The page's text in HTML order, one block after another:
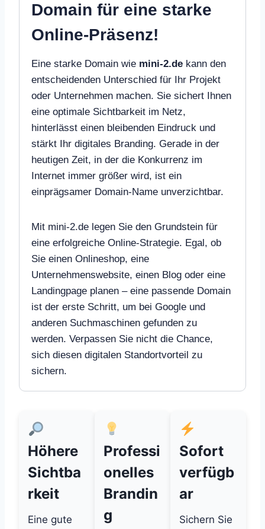
Domain für eine starke
Online-Präsenz!
Eine starke Domain wie mini-2.de kann den
entscheidenden Unterschied für Ihr Projekt
oder Unternehmen machen. Sie sichert Ihnen
eine optimale Sichtbarkeit im Netz,
hinterlässt einen bleibenden Eindruck und
stärkt Ihr digitales Branding. Gerade in der
heutigen Zeit, in der die Konkurrenz im
Internet immer größer wird, ist ein
einprägsamer Domain-Name unverzichtbar.
Mit mini-2.de legen Sie den Grundstein für
eine erfolgreiche Online-Strategie. Egal, ob
Sie einen Onlineshop, eine
Unternehmenswebsite, einen Blog oder eine
Landingpage planen – eine passende Domain
ist der erste Schritt, um bei Google und
anderen Suchmaschinen gefunden zu
werden. Verpassen Sie nicht die Chance,
sich diesen digitalen Standortvorteil zu
sichern.
Höhere
Sichtba
rkeit
Eine gute
Professi
onelles
Brandin
g
Sofort
verfügb
ar
Sichern Sie